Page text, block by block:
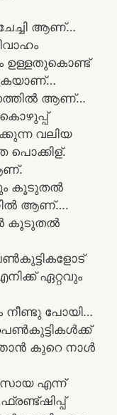
ആണ്…
ഉള്ളതുകൊണ്ട്
ആണ്…
കൊഴുപ്പ്
വലിയ
പൊക്കിള്.
കൂടുതൽ
ആണ്….
കൂടുതൽ
ഏറ്റവും
നീണ്ടു പോയി…
കുറെ നാൾ
എന്ന്